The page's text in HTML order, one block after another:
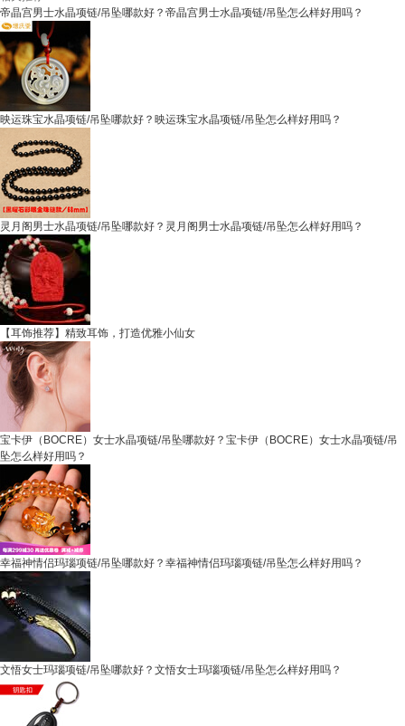
帝晶宫男士水晶项链/吊坠哪款好？帝晶宫男士水晶项链/吊坠怎么样好用吗？
映运珠宝水晶项链/吊坠哪款好？映运珠宝水晶项链/吊坠怎么样好用吗？
灵月阁男士水晶项链/吊坠哪款好？灵月阁男士水晶项链/吊坠怎么样好用吗？
【耳饰推荐】精致耳饰，打造优雅小仙女
宝卡伊（BOCRE）女士水晶项链/吊坠哪款好？宝卡伊（BOCRE）女士水晶项链/吊
坠怎么样好用吗？
幸福神情侣玛瑙项链/吊坠哪款好？幸福神情侣玛瑙项链/吊坠怎么样好用吗？
文悟女士玛瑙项链/吊坠哪款好？文悟女士玛瑙项链/吊坠怎么样好用吗？